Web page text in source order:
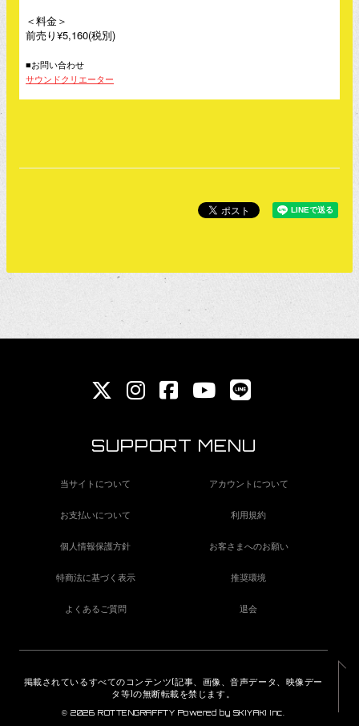
＜料金＞
前売り¥5,160(税別)
■お問い合わせ
サウンドクリエーター
SUPPORT MENU
当サイトについて アカウントについて
お支払いについて 利用規約
個人情報保護方針 お客さまへのお願い
特商法に基づく表示 推奨環境
よくあるご質問 退会
掲載されているすべてのコンテンツ(記事、画像、音声データ、映像デー
タ等)の無断転載を禁じます。
© 2026 ROTTENGRAFFTY Powered by SKIYAKI Inc.